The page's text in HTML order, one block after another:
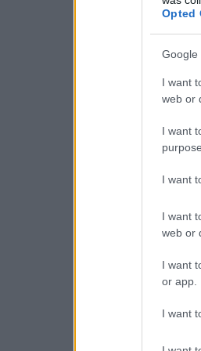
Opted
Google
I want
web or
I want
I want
I want
web or
I want
or app.
I want
Az
Funkciói
•